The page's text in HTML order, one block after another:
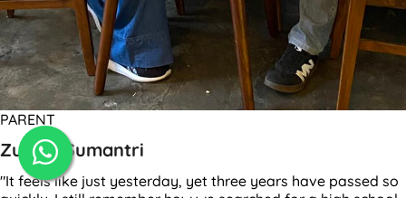
PARENT
Zulkifli Sumantri
"It feels like just yesterday, yet three years have passed so